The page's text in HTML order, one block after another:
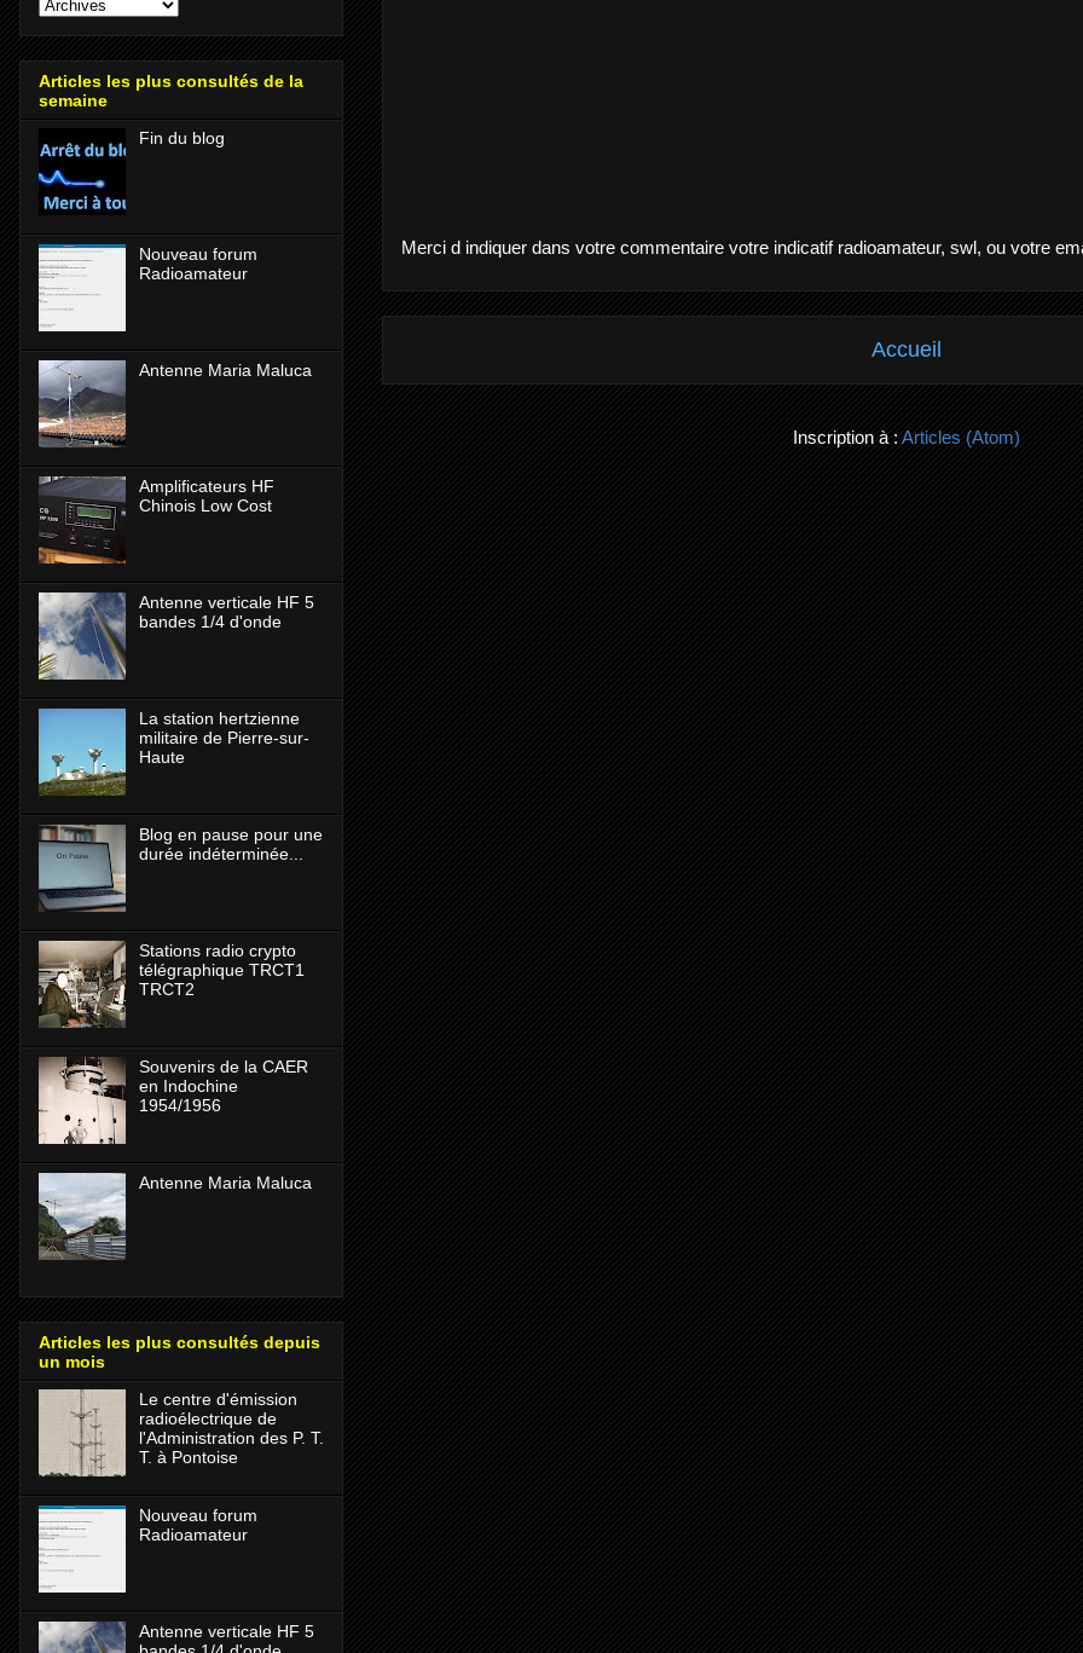
Merci d indiquer dans votre commentaire votre indicatif radioamateur, swl, ou votre
Accueil
Inscription à : Articles (Atom)
Articles les plus consultés de la
semaine
Fin du blog
Nouveau forum
Radioamateur
Antenne Maria Maluca
Amplificateurs HF
Chinois Low Cost
Antenne verticale HF 5
bandes 1/4 d'onde
La station hertzienne
militaire de Pierre-sur-
Haute
Blog en pause pour une
durée indéterminée...
Stations radio crypto
télégraphique TRCT1
TRCT2
Souvenirs de la CAER
en Indochine
1954/1956
Antenne Maria Maluca
Articles les plus consultés depuis
un mois
Le centre d'émission
radioélectrique de
l'Administration des P. T.
T. à Pontoise
Nouveau forum
Radioamateur
Antenne verticale HF 5